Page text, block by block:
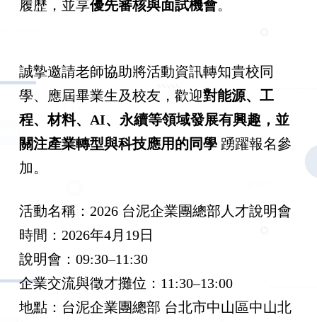
履歷，並享優先審核與面試機會。
誠摯邀請老師協助將活動資訊轉知貴校同
學、應屆畢業生及校友，歡迎對能源、工
程、材料、 AI、永續等領域發展有興趣，並
關注產業轉型與科技應用的同學踴躍報名參
加。
活動名稱：2026 台泥企業團總部人才說明會
時間：2026年4月19日
說明會：09:30–11:30
企業交流與徵才攤位：11:30–13:00
地點：台泥企業團總部 台北市中山區中山北